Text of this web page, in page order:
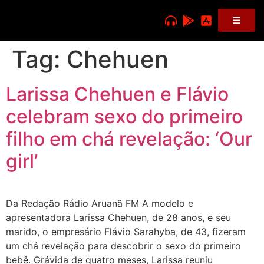
Tag: Chehuen
Larissa Chehuen e Flávio
celebram sexo do primeiro
filho em chá revelação: ‘Our
girl’
Da Redação Rádio Aruanã FM A modelo e
apresentadora Larissa Chehuen, de 28 anos, e seu
marido, o empresário Flávio Sarahyba, de 43, fizeram
um chá revelação para descobrir o sexo do primeiro
bebê. Grávida de quatro meses, Larissa reuniu